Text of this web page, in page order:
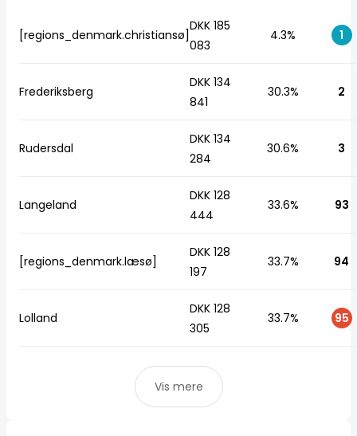
[regions_denmark.christiansø]
DKK 185
083
4.3% 1
Frederiksberg
DKK 134
841
30.3% 2
Rudersdal
DKK 134
284
30.6% 3
Langeland
DKK 128
444
33.6% 93
[regions_denmark.læsø]
DKK 128
197
33.7% 94
Lolland
DKK 128
305
33.7% 95
Vis mere